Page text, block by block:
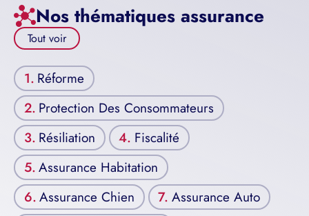
Nos thématiques assurance
Tout voir
Réforme
Protection Des Consommateurs
Résiliation
Fiscalité
Assurance Habitation
Assurance Chien
Assurance Auto